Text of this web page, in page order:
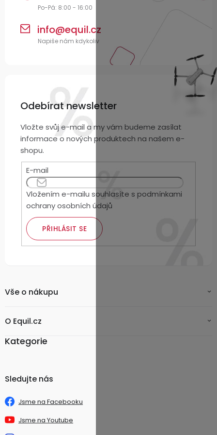
info@equil.cz
Odebírat newsletter
Vložte svůj e-mail a my vám budeme zasílat
informace o nových produktech na našem e-
shopu.
E-mail
Vložením e-mailu souhlasíte spodmínkami
ochrany osobních údajů
PŘIHLÁSIT SE
Vše o nákupu
O Equil.cz
Kategorie
Sledujte nás
Jsme na Facebooku
Jsme na Youtube